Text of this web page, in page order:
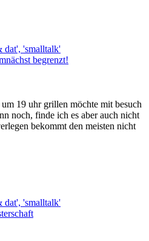
dat', 'smalltalk'
begrenzt!
19 uhr grillen möchte mit besuch
noch, finde ich es aber auch nicht
bekommt den meisten nicht
dat', 'smalltalk'